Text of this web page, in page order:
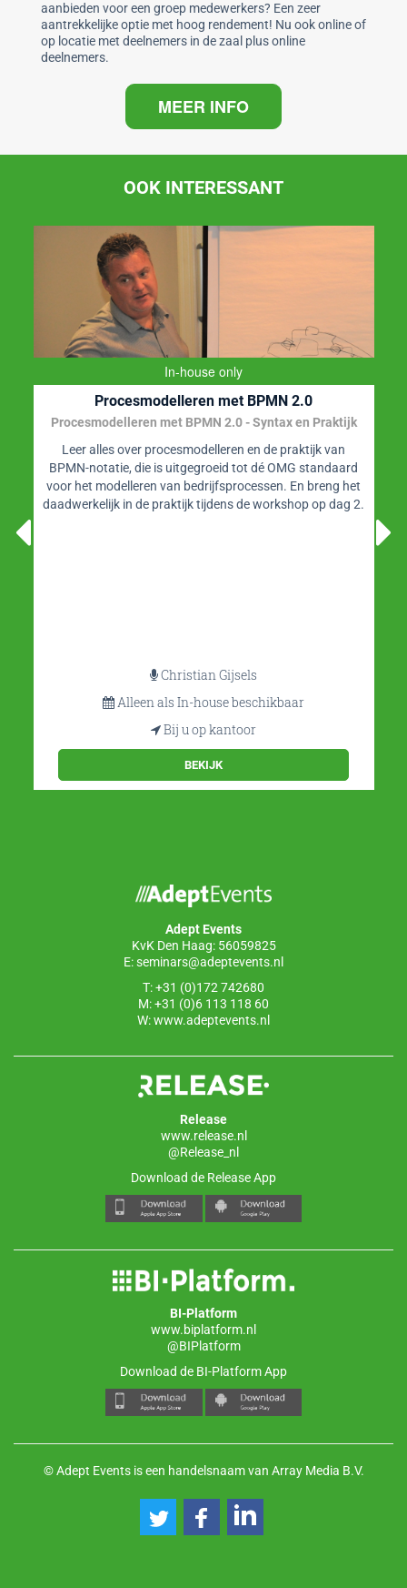
aanbieden voor een groep medewerkers? Een zeer
aantrekkelijke optie met hoog rendement! Nu ook online of
op locatie met deelnemers in de zaal plus online
deelnemers.
MEER INFO
OOK INTERESSANT
In-house only
Procesmodelleren met BPMN 2.0
Procesmodelleren met BPMN 2.0 - Syntax en Praktijk
Leer alles over procesmodelleren en de praktijk van
BPMN-notatie, die is uitgegroeid tot dé OMG standaard
voor het modelleren van bedrijfsprocessen. En breng het
daadwerkelijk in de praktijk tijdens de workshop op dag 2.
Christian Gijsels
Alleen als In-house beschikbaar
Bij u op kantoor
BEKIJK
Adept Events
KvK Den Haag: 56059825
E:seminars@adeptevents.nl
T: +31 (0)172 742680
M: +31 (0)6 113 118 60
W:www.adeptevents.nl
Release
www.release.nl
@Release_nl
Download de Release App
BI-Platform
www.biplatform.nl
@BIPlatform
Download de BI-Platform App
© Adept Events is een handelsnaam van Array Media B.V.